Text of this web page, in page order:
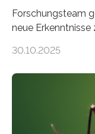
Forschungsteam
neue Erkenntnisse
Landpflanzen
Grünalgen, die
lebten. Unter den
die noch heute in
30.10.2025